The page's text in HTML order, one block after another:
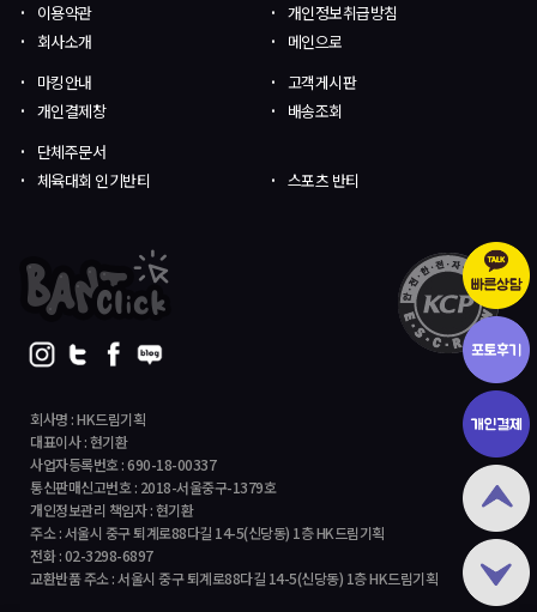
회사명 : HK드림기획
대표이사 : 현기환
사업자등록번호 : 690-18-00337
통신판매신고번호 : 2018-서울중구-1379호
개인정보관리 책임자 : 현기환
주소 : 서울시 중구 퇴계로88다길 14-5(신당동) 1층 HK드림기획
전화 : 02-3298-6897
교환반품 주소 : 서울시 중구 퇴계로88다길 14-5(신당동) 1층 HK드림기획
이용약관
개인정보취급방침
회사소개
메인으로
마킹안내
고객게시판
개인결제창
배송조회
단체주문서
체육대회 인기반티
스포츠 반티